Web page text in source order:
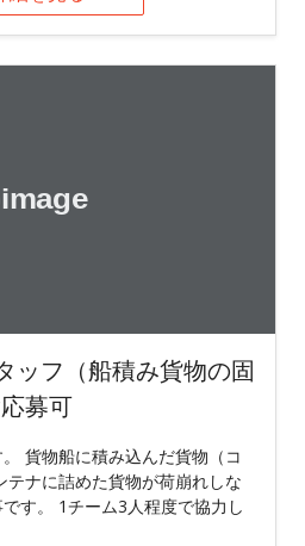
ッフ（船積み貨物の固
募可
貨物船に積み込んだ貨物（コ
テナに詰めた貨物が荷崩れしな
す。 1チーム3人程度で協力し